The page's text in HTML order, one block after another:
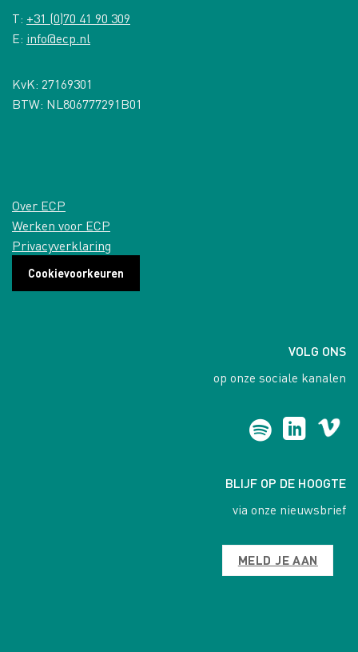
T: +31 (0)70 41 90 309
E: info@ecp.nl
KvK: 27169301
BTW: NL806777291B01
Over ECP
Werken voor ECP
Privacyverklaring
Cookievoorkeuren
VOLG ONS
op onze sociale kanalen
BLIJF OP DE HOOGTE
via onze nieuwsbrief
MELD JE AAN